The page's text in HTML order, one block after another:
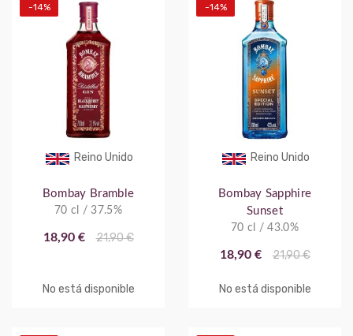
Reino Unido
-14%
Bombay Bramble
70 cl / 37.5%
18,90 € 21,90 €
No está disponible
Reino Unido
-14%
Bombay Sapphire
Sunset
70 cl / 43.0%
18,90 € 21,90 €
No está disponible